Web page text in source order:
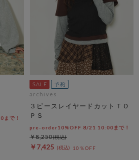
で！
archives
３ピースレイヤードカットＴＯ
ＰＳ
pre-order10%OFF 8/21 10:00まで！
￥7,425 10％OFF
￥8,250